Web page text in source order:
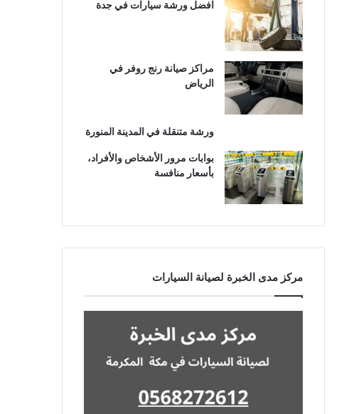
افضل ورشة سيارات في جدة
مراكز صيانة رنج روفر في
الرياض
ورشة متنقلة في المدينة المنورة
بوابات مرور الأشخاص والأفراد،
بأسعار منافسة
مركز مدى الخبرة لصيانة السيارات